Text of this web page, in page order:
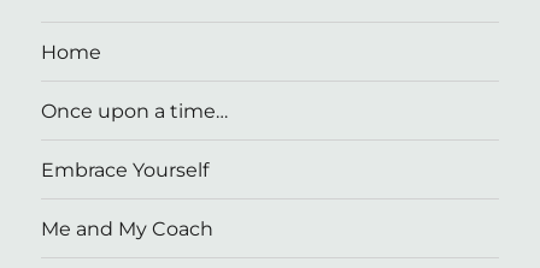
Home
Once upon a time…
Embrace Yourself
Me and My Coach